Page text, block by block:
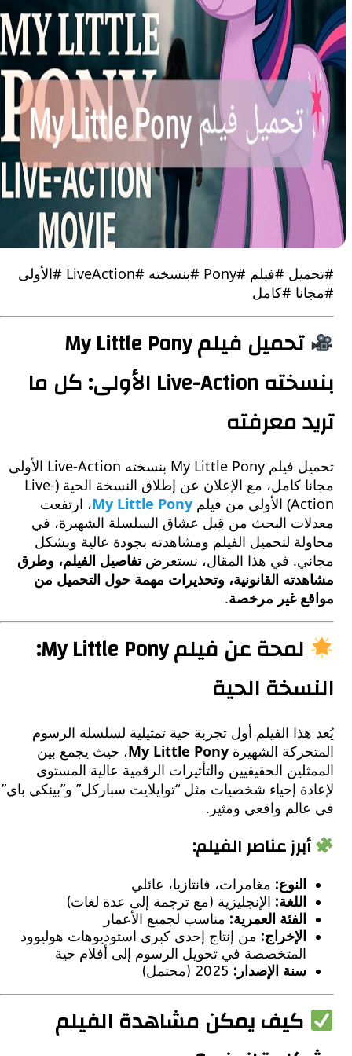
#تحميل #فيلم #Pony #بنسخته #LiveAction #الأولى
#كامل
تحميل فيلم My Little Pony
بنسخته Live-Action الأولى: كل ما
معرفته
تحميل فيلم My Little Pony بنسخته Live-Action الأولى
مجانا كامل، مع الإعلان عن إطلاق النسخة الحية (Live-
My Little Pony، ارتفعت
البحث من قِبل عشاق السلسلة الشهيرة، في
لتحميل الفيلم ومشاهدته بجودة عالية وبشكل
في هذا المقال، نستعرضتفاصيل الفيلم، وطرق
القانونية، وتحذيرات مهمة حول التحميل من
غير مرخصة.
لمحة عن فيلم My Little Pony:
الحية
الفيلم أول تجربة حية تمثيلية لسلسلة الرسوم
الشهيرةMy Little Pony، حيث يجمع بين
الحقيقيين والتأثيرات الرقمية عالية المستوى
إحياء شخصيات مثل “توايلايت سباركل” و”بينكي باي”
واقعي ومثير.
عناصر الفيلم:
النوع:مغامرات، فانتازيا، عائلي
اللغة:الإنجليزية (مع ترجمة إلى عدة لغات)
الفئة العمرية: مناسب لجميع الأعمار
الإخراج: من إنتاج إحدى كبرى استوديوهات هوليوود
المتخصصة في تحويل الرسوم إلى أفلام حية
سنة الإصدار: 2025 (محتمل)
يمكن مشاهدة الفيلم